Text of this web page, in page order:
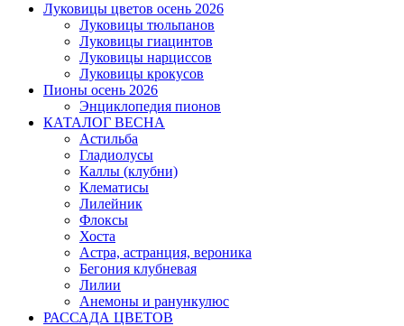
Луковицы цветов осень 2026
Луковицы тюльпанов
Луковицы гиацинтов
Луковицы нарциссов
Луковицы крокусов
Пионы осень 2026
Энциклопедия пионов
КАТАЛОГ ВЕСНА
Астильба
Гладиолусы
Каллы (клубни)
Клематисы
Лилейник
Флоксы
Хоста
Астра, астранция, вероника
Бегония клубневая
Лилии
Анемоны и ранункулюс
РАССАДА ЦВЕТОВ